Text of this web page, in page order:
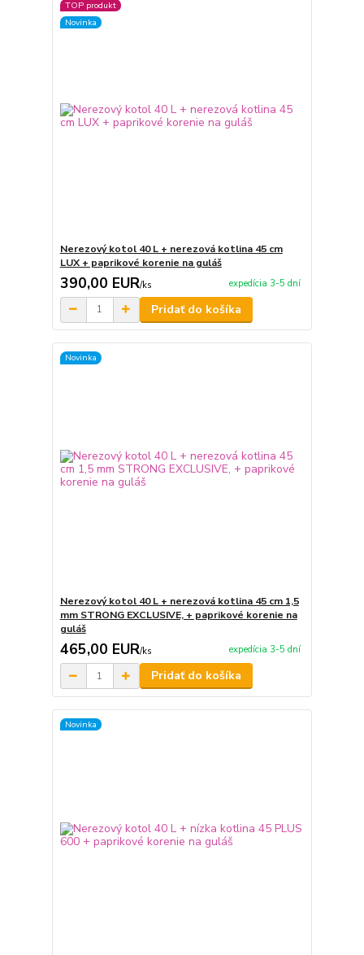
TOP produkt
Novinka
Nerezový kotol 40 L + nerezová kotlina 45 cm
LUX + paprikové korenie na guláš
390,00 EUR/ks expedícia 3-5 dní
Pridať do košíka
Novinka
Nerezový kotol 40 L + nerezová kotlina 45 cm 1,5
mm STRONG EXCLUSIVE, + paprikové korenie na
guláš
465,00 EUR/ks expedícia 3-5 dní
Pridať do košíka
Novinka